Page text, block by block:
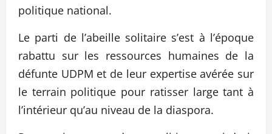
politique national.
Le parti de l’abeille solitaire s’est à l’époque
rabattu sur les ressources humaines de la
défunte UDPM et de leur expertise avérée sur
le terrain politique pour ratisser large tant à
l’intérieur qu’au niveau de la diaspora.